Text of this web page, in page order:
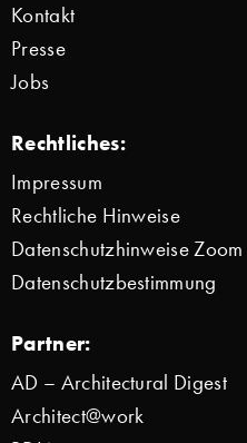
Kontakt
Presse
Jobs
Rechtliches:
Impressum
Rechtliche Hinweise
Datenschutzhinweise Zoom
Datenschutzbestimmung
Partner:
AD – Architectural Digest
Architect@work